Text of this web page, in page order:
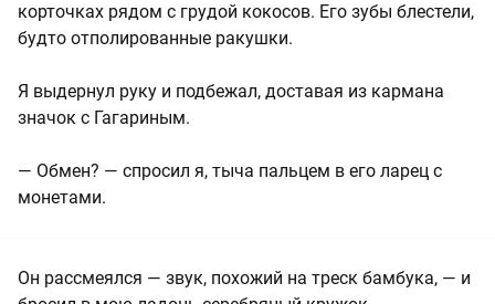
корточках рядом с грудой кокосов. Его зубы блестели,
будто отполированные ракушки.
Я выдернул руку и подбежал, доставая из кармана
значок с Гагариным.
— Обмен? — спросил я, тыча пальцем в его ларец с
монетами.
Он рассмеялся — звук, похожий на треск бамбука, — и